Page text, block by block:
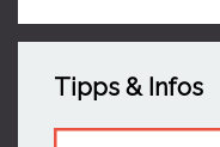
Tipps & Infos